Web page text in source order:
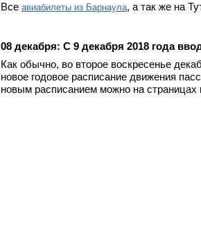
Все авиабилеты из Барнаула, а так же на
08 декабря: С 9 декабря 2018 года
Как обычно, во второе воскресенье
новое годовое расписание движения
новым расписанием можно на